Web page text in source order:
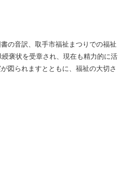
の音訳、取手市福祉まつりでの福祉
褒状を受章され、現在も精力的に活
図られますとともに、福祉の大切さ